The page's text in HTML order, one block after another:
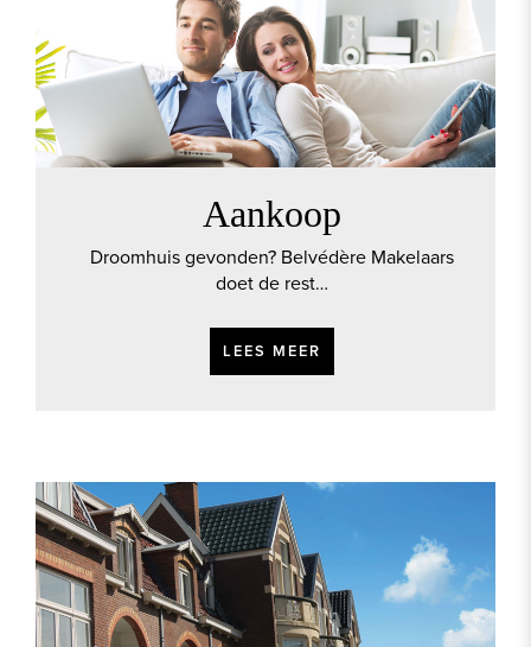
Aankoop
Droomhuis gevonden? Belvédère Makelaars
doet de rest…
LEES MEER